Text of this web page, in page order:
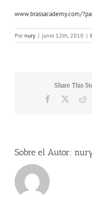
www.brassacademy.com/
Por nury | junio 12th, 2010 |
Share This
Facebook
Sobre el Autor: